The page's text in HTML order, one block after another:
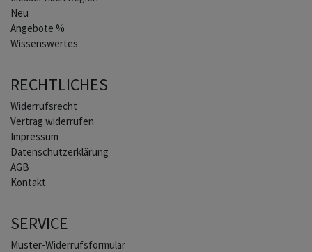
Neu
Angebote %
Wissenswertes
RECHTLICHES
Widerrufs­recht
Vertrag widerrufen
Impressum
Daten­schutz­erklärung
AGB
Kontakt
SERVICE
Muster-Widerrufsformular